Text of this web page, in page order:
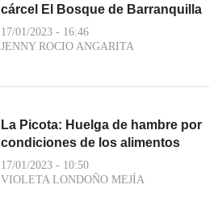
cárcel El Bosque de Barranquilla
17/01/2023 - 16:46
JENNY ROCIO ANGARITA
La Picota: Huelga de hambre por
condiciones de los alimentos
17/01/2023 - 10:50
VIOLETA LONDOÑO MEJÍA